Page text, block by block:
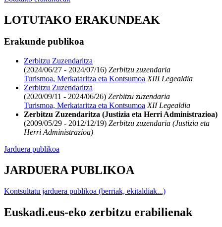
LOTUTAKO ERAKUNDEAK
Erakunde publikoa
Zerbitzu Zuzendaritza
(2024/06/27 - 2024/07/16) Zerbitzu zuzendaria
Turismoa, Merkataritza eta Kontsumoa XIII Legealdia
Zerbitzu Zuzendaritza
(2020/09/11 - 2024/06/26) Zerbitzu zuzendaria
Turismoa, Merkataritza eta Kontsumoa XII Legealdia
Zerbitzu Zuzendaritza (Justizia eta Herri Administrazioa)
(2009/05/29 - 2012/12/19) Zerbitzu zuzendaria (Justizia eta
Herri Administrazioa)
Jarduera publikoa
JARDUERA PUBLIKOA
Kontsultatu jarduera publikoa (berriak, ekitaldiak...)
Euskadi.eus-eko zerbitzu erabilienak